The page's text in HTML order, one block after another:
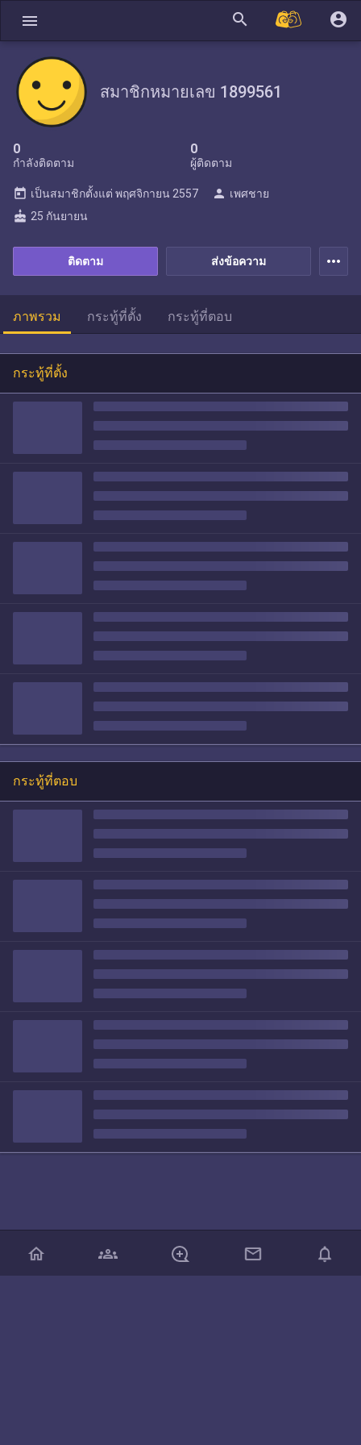
menu search account_circle
สมาชิกหมายเลข 1899561
0
กำลังติดตาม
0
ผู้ติดตาม
ส่งข้อความ
ติดตาม
today เป็นสมาชิกตั้งแต่ พฤศจิกายน 2557 person เพศชาย
cake 25 กันยายน
more_horiz
ภาพรวม กระทู้ที่ตั้ง กระทู้ที่ตอบ
กระทู้ที่ตั้ง
กระทู้ที่ตอบ